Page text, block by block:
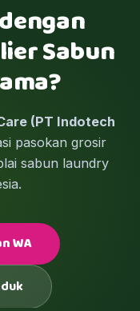
Sabun
(PT Indotech
pasokan grosir
sabun laundry
WA